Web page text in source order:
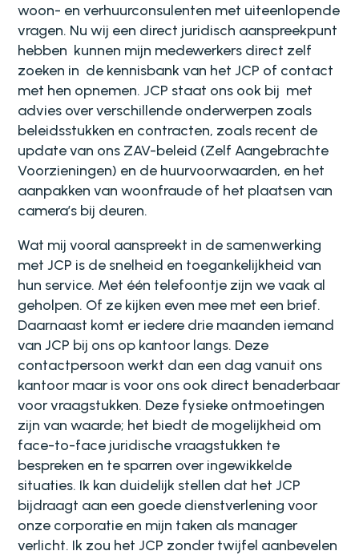
woon- en verhuurconsulenten met uiteenlopende
vragen. Nu wij een direct juridisch aanspreekpunt
hebben kunnen mijn medewerkers direct zelf
zoeken in de kennisbank van het JCP of contact
met hen opnemen. JCP staat ons ook bij met
advies over verschillende onderwerpen zoals
beleidsstukken en contracten, zoals recent de
update van ons ZAV-beleid (Zelf Aangebrachte
Voorzieningen) en de huurvoorwaarden, en het
aanpakken van woonfraude of het plaatsen van
camera’s bij deuren.
Wat mij vooral aanspreekt in de samenwerking
met JCP is de snelheid en toegankelijkheid van
hun service. Met één telefoontje zijn we vaak al
geholpen. Of ze kijken even mee met een brief.
Daarnaast komt er iedere drie maanden iemand
van JCP bij ons op kantoor langs. Deze
contactpersoon werkt dan een dag vanuit ons
kantoor maar is voor ons ook direct benaderbaar
voor vraagstukken. Deze fysieke ontmoetingen
zijn van waarde; het biedt de mogelijkheid om
face-to-face juridische vraagstukken te
bespreken en te sparren over ingewikkelde
situaties. Ik kan duidelijk stellen dat het JCP
bijdraagt aan een goede dienstverlening voor
onze corporatie en mijn taken als manager
verlicht. Ik zou het JCP zonder twijfel aanbevelen